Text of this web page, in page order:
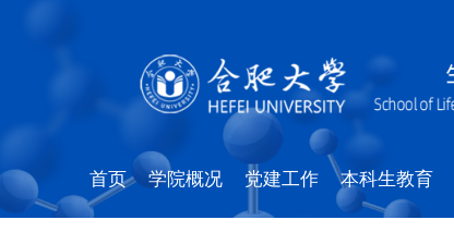
首页 学院概况 党建工作 本科生教育